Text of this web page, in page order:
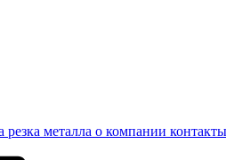
резка металла о компании контакты